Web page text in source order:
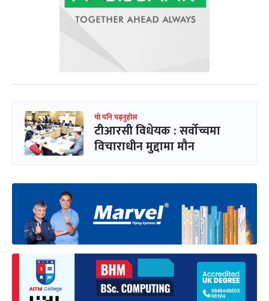
यो पनि पढ्नुहोस
टीआरसी विधेयक : सर्वोच्चमा
विचाराधीन मुद्दामा मौन